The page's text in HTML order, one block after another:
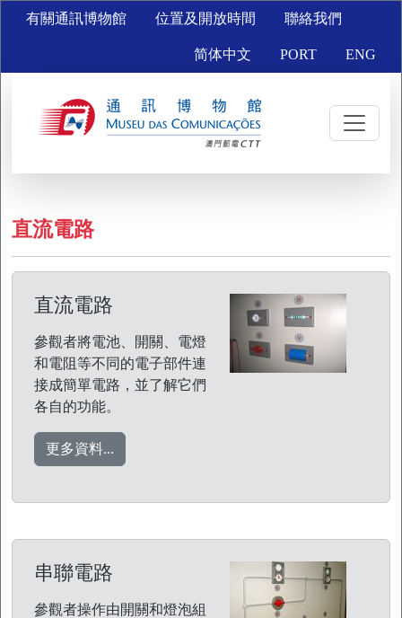
有關通訊博物館 位置及開放時間 聯絡我們
简体中文 PORT ENG
直流電路
直流電路
參觀者將電池、開關、電燈
和電阻等不同的電子部件連
接成簡單電路，並了解它們
各自的功能。
更多資料...
串聯電路
參觀者操作由開關和燈泡組